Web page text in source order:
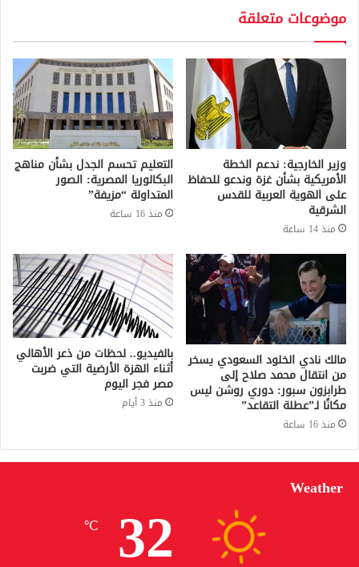
موضوعات متعلقة
وزير الخارجية: ندعم الخطة
الأمريكية بشأن غزة وندعو للحفاظ
على الهوية العربية للقدس
الشرقية
منذ 14 ساعة
التعليم تحسم الجدل بشأن مناهج
البكالوريا المصرية: الصور
المتداولة “مزيفة”
منذ 16 ساعة
مالك نادي الخلود السعودي يسخر
من انتقال محمد صلاح إلى
طرابزون سبور: دوري روشن ليس
مكانًا لـ”عطلة التقاعد”
منذ 16 ساعة
بالفيديو.. لحظات من ذعر الأهالي
أثناء الهزة الأرضية التي ضربت
مصر فجر اليوم
منذ 3 أيام
Weather
32
℃